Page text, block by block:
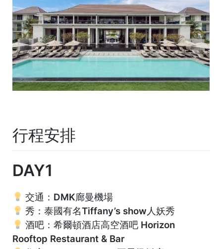
行程安排
DAY1
交通： DMK廊曼機場
秀：泰國有名Tiffany’s show人妖秀
酒吧：希爾頓酒店高空酒吧 Horizon
Rooftop Restaurant & Bar